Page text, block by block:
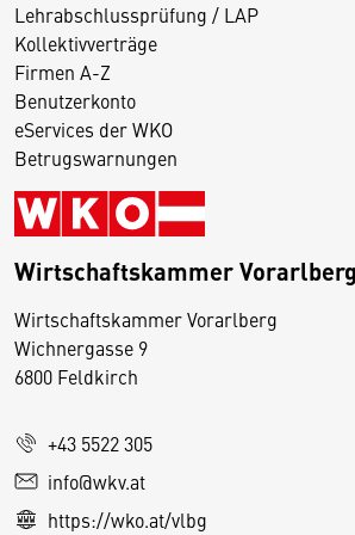
Lehrabschlussprüfung / LAP
Kollektivverträge
Firmen A-Z
Benutzerkonto
eServices der WKO
Betrugswarnungen
Wirtschaftskammer Vorarlberg
Wirtschaftskammer Vorarlberg
Wichnergasse 9
6800 Feldkirch
+43 5522 305
info@wkv.at
https://wko.at/vlbg
D
i
e
e
S
e